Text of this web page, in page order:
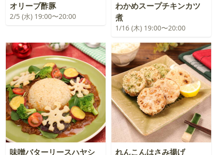
オリーブ酢豚
2/5 (水) 19:00〜20:00
わかめスープチキンカツ
煮
1/16 (木) 19:00〜20:00
味噌バターリースハヤシ
れんこんはさみ揚げ